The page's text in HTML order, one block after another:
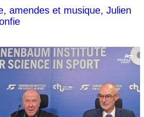
amendes et musique, Julien